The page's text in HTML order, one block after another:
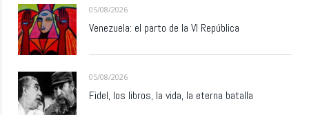
05/08/2026
Venezuela: el parto de la VI República
05/08/2026
Fidel, los libros, la vida, la eterna batalla